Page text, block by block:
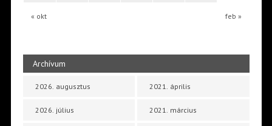
« okt feb »
Archívum
2026. augusztus
2026. július
2021. április
2021. március